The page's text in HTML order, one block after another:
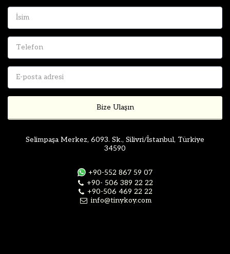
Bize Ulaşın
Selimpaşa Merkez, 6093. Sk., Silivri/İstanbul, Türkiye
34590
+90-552 867 59 07
+90- 506 389 22 22
+90-506 469 22 22
info@tinykoy.com